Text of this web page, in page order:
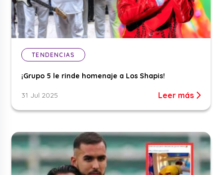
TENDENCIAS
¡Grupo 5 le rinde homenaje a Los Shapis!
31 Jul 2025 Leer más